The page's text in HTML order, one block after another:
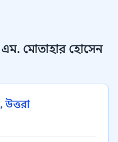
মোতাহার হোসেন